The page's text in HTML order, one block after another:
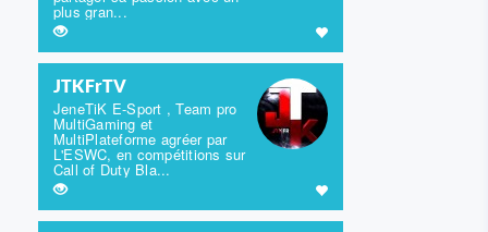
plus gran...
JTKFrTV
JeneTiK E-Sport , Team pro
MultiGaming et
MultiPlateforme agréer par
L'ESWC, en compétitions sur
Call of Duty Bla...